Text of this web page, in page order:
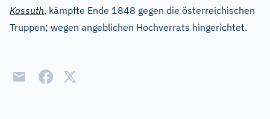
Kossuth, kämpfte Ende 1848 gegen die österreichischen
Truppen; wegen angeblichen Hochverrats hingerichtet.